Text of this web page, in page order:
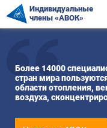
Индивидуальные
члены «АВОК»
Более 14000
стран мира
области отопления,
воздуха,